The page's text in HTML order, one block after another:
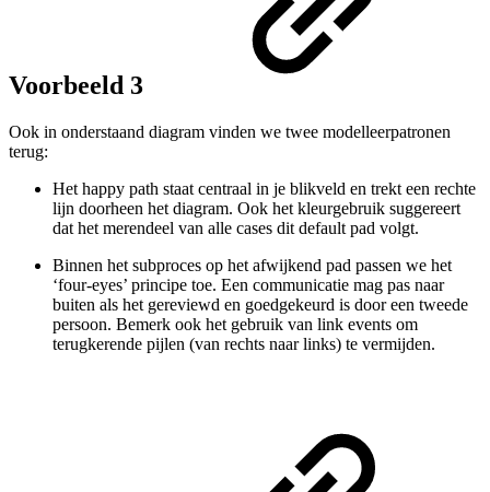
Voorbeeld 3
Ook in onderstaand diagram vinden we twee modelleerpatronen
terug:
Het happy path staat centraal in je blikveld en trekt een rechte
lijn doorheen het diagram. Ook het kleurgebruik suggereert
dat het merendeel van alle cases dit default pad volgt.
Binnen het subproces op het afwijkend pad passen we het
‘four-eyes’ principe toe. Een communicatie mag pas naar
buiten als het gereviewd en goedgekeurd is door een tweede
persoon. Bemerk ook het gebruik van link events om
terugkerende pijlen (van rechts naar links) te vermijden.